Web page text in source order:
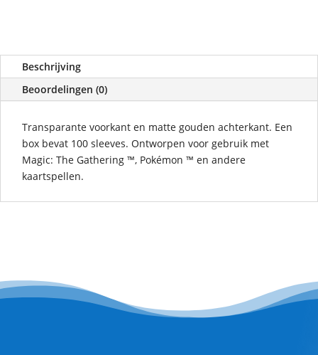
Beschrijving
Beoordelingen (0)
Transparante voorkant en matte gouden achterkant. Een
box bevat 100 sleeves. Ontworpen voor gebruik met
Magic: The Gathering ™, Pokémon ™ en andere
kaartspellen.